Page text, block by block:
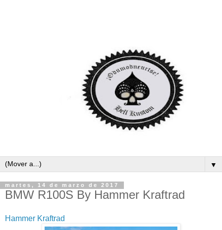
▼
martes, 14 de marzo de 2017
BMW R100S By Hammer Kraftrad
Hammer Kraftrad